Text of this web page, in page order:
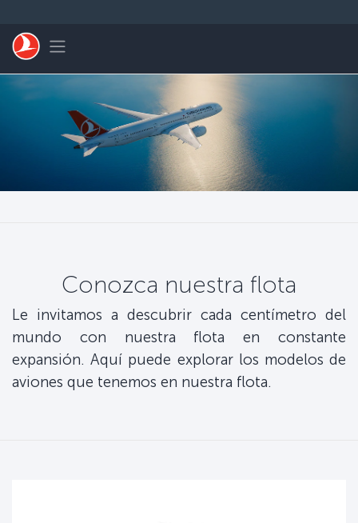
Toggle navigation
Conozca nuestra flota
Le invitamos a descubrir cada centímetro del
mundo con nuestra flota en constante
expansión. Aquí puede explorar los modelos de
aviones que tenemos en nuestra flota.